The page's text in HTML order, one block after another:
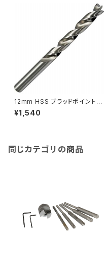
12mm HSS ブラッドポイント
木工用ドリル
¥1,540
同じカテゴリの商品